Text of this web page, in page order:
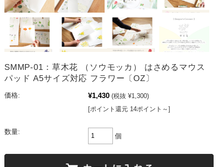
SMMP-01：草木花 （ソウモッカ） はさめるマウス
パッド A5サイズ対応 フラワー〔OZ〕
価格: ¥1,430 (税抜 ¥1,300)
[ポイント還元 14ポイント～]
数量:
個